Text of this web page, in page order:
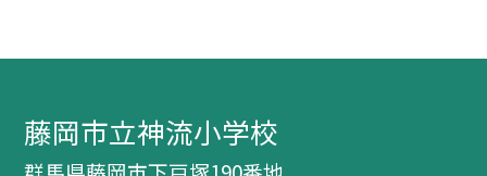
藤岡市立神流小学校